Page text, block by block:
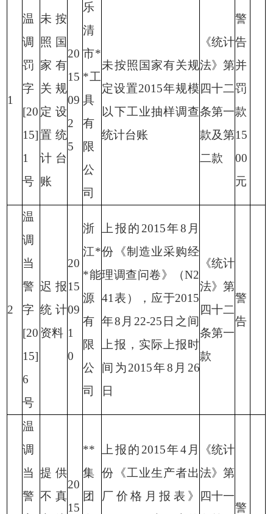
1
温
调
罚
字
[20
15]
1
号
未按
照国
家有
关规
定设
置统
计台
账
20
15
09
2
5
乐
清
市*
*工
具
有
限
公
司
未按照国家有关规
定设置2015年规模
以下工业抽样调查
统计台账
《统计
法》第
四十二
条第一
款及第
二款
警
告
并
罚
款
15
00
元
2
温
调
当
警
字
[20
15]
6
号
迟报
统计
资料
20
15
09
1
0
浙
江*
*能
源
有
限
公
司
上报的2015年8 月
份《制造业采购经
理调查问卷》（N2
41表），应于2015
年8 月 22-25 日之间
上报，实际上报时
间为2015年8 月 26
日
《统计
法》第
四十二
条第一
款
警
告
温
调
当
警
提供
不真
20
15
**
集
团
上报的2015年4月
份《工业生产者出
厂价格月报表》
《统计
法》第
四十一
警